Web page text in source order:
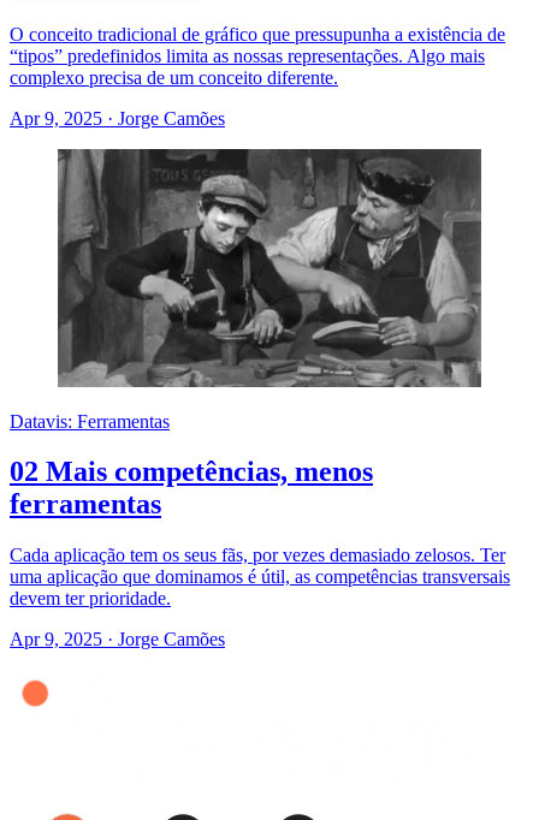
O conceito tradicional de gráfico que pressupunha a existência de
“tipos” predefinidos limita as nossas representações. Algo mais
complexo precisa de um conceito diferente.
Apr 9, 2025 · Jorge Camões
Datavis: Ferramentas
02 Mais competências, menos
ferramentas
Cada aplicação tem os seus fãs, por vezes demasiado zelosos. Ter
uma aplicação que dominamos é útil, as competências transversais
devem ter prioridade.
Apr 9, 2025 · Jorge Camões